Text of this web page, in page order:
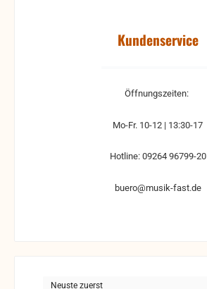
Kundenservice
Öffnungszeiten:
Mo-Fr. 10-12 | 13:30-17
Hotline: 09264 96799-20
buero@musik-fast.de